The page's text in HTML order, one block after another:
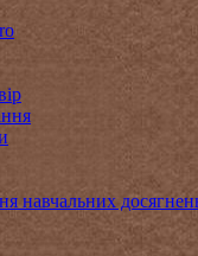
навчальних